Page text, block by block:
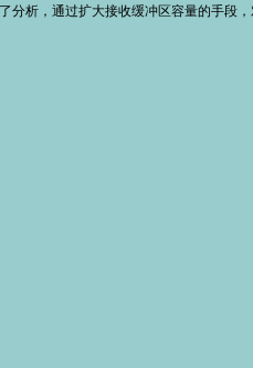
析，通过扩大接收缓冲区容量的手段